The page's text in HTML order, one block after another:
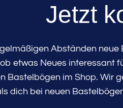
Jetzt
Abständen
etwas Neues interessant
Bastelbögen im Shop. Wir
dich bei neuen